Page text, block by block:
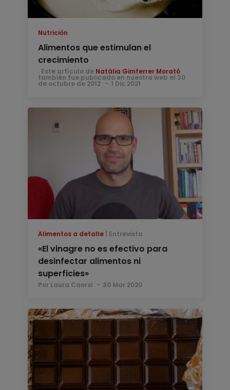
Nutrición
Alimentos que estimulan el
crecimiento
. Este artículo de Natàlia Gimferrer Morató
también fue publicado en nuestra web el 30
de octubre de 2012 1 Dic 2021
Alimentos a detalle Entrevista
«El vinagre no es efectivo para
desinfectar alimentos ni
superficies»
Por Laura Caorsi 30 Mar 2020